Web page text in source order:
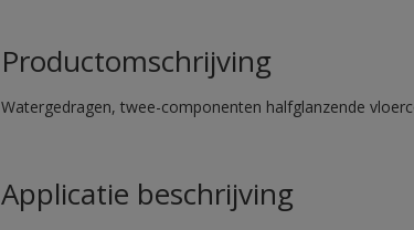
Productomschrijving
Watergedragen, twee-componenten halfglanzende
Applicatie beschrijving